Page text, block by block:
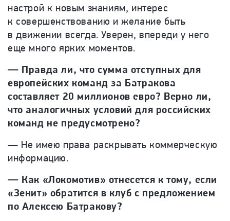
настрой к новым знаниям, интерес
к совершенствованию и желание быть
в движении всегда. Уверен, впереди у него
еще много ярких моментов.
— Правда ли, что сумма отступных для
европейских команд за Батракова
составляет 20 миллионов евро? Верно ли,
что аналогичных условий для российских
команд не предусмотрено?
— Не имею права раскрывать коммерческую
информацию.
— Как «Локомотив» отнесется к тому, если
«Зенит» обратится в клуб с предложением
по Алексею Батракову?